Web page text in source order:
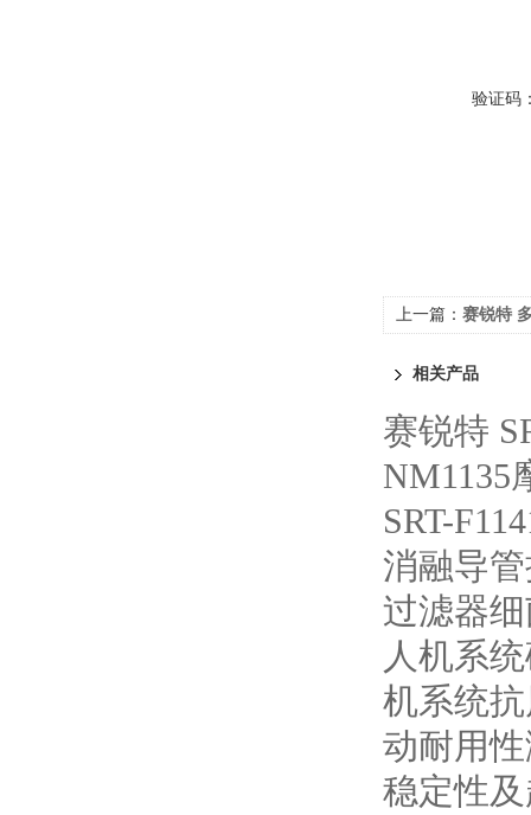
验证码
上一篇： 赛锐特
相关产品
赛锐特
NM1135
SRT-
消融导
过滤器
人机系
机系统
动耐用
稳定性